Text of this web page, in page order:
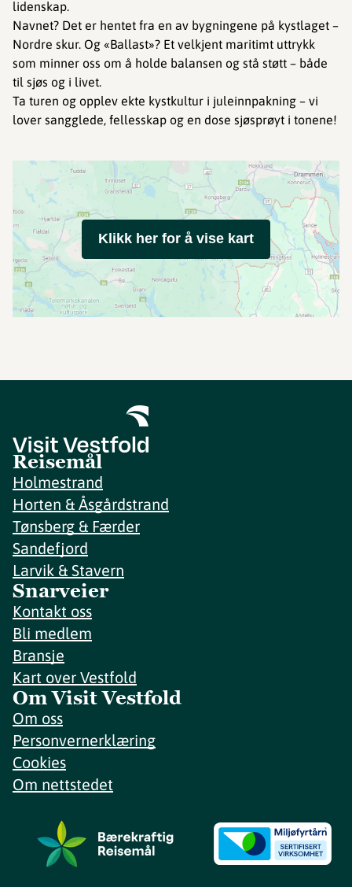
lidenskap.
Navnet? Det er hentet fra en av bygningene på kystlaget –
Nordre skur. Og «Ballast»? Et velkjent maritimt uttrykk
som minner oss om å holde balansen og stå støtt – både
til sjøs og i livet.
Ta turen og opplev ekte kystkultur i juleinnpakning – vi
lover sangglede, fellesskap og en dose sjøsprøyt i tonene!
Klikk her for å vise kart
Reisemål
Holmestrand
Horten & Åsgårdstrand
Tønsberg & Færder
Sandefjord
Larvik & Stavern
Snarveier
Kontakt oss
Bli medlem
Bransje
Kart over Vestfold
Om Visit Vestfold
Om oss
Personvernerklæring
Cookies
Om nettstedet